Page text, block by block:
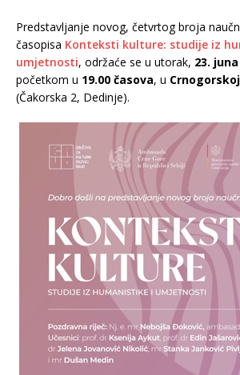
Predstavljanje novog, četvrtog broja
časopisa Konteksti kulture: studije iz
umjetnosti, održaće se u utorak, 23.
početkom u 19.00 časova, u
(Čakorska 2, Dedinje).